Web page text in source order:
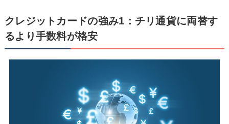
クレジットカードの強み1：チリ通貨に両替す
るより手数料が格安